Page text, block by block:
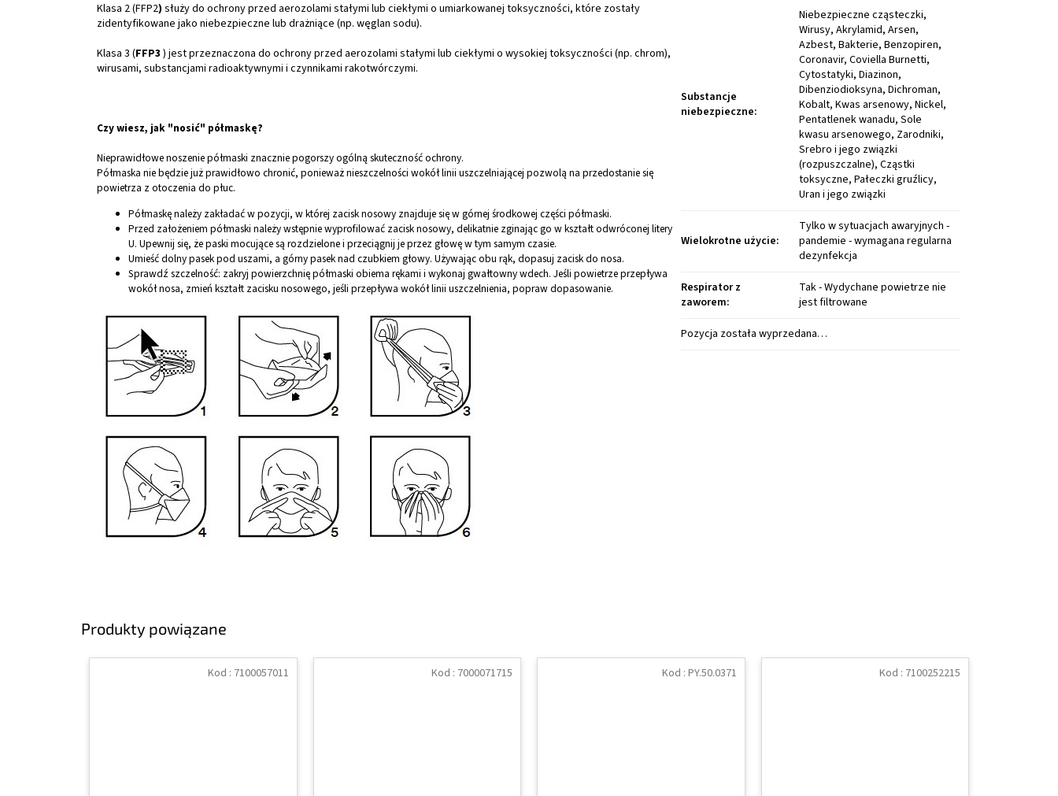
Produkty powiązane
Kod : 7100057011 Kod : 7000071715 Kod : PY.50.0371 Kod : 7100252215
Klasa 2 (FFP2) służy do ochrony przed aerozolami stałymi lub ciekłymi o umiarkowanej toksyczności, które zostały
zidentyfikowane jako niebezpieczne lub drażniące (np. węglan sodu).
Klasa 3 (FFP3 ) jest przeznaczona do ochrony przed aerozolami stałymi lub ciekłymi o wysokiej toksyczności (np. chrom),
wirusami, substancjami radioaktywnymi i czynnikami rakotwórczymi.
Czy wiesz, jak "nosić" półmaskę?
Nieprawidłowe noszenie półmaski znacznie pogorszy ogólną skuteczność ochrony.
Półmaska nie będzie już prawidłowo chronić, ponieważ nieszczelności wokół linii uszczelniającej pozwolą na przedostanie się
powietrza z otoczenia do płuc.
Półmaskę należy zakładać w pozycji, w której zacisk nosowy znajduje się w górnej środkowej części półmaski.
Przed założeniem półmaski należy wstępnie wyprofilować zacisk nosowy, delikatnie zginając go w kształt odwróconej litery
U. Upewnij się, że paski mocujące są rozdzielone i przeciągnij je przez głowę w tym samym czasie.
Umieść dolny pasek pod uszami, a górny pasek nad czubkiem głowy. Używając obu rąk, dopasuj zacisk do nosa.
Sprawdź szczelność: zakryj powierzchnię półmaski obiema rękami i wykonaj gwałtowny wdech. Jeśli powietrze przepływa
wokół nosa, zmień kształt zacisku nosowego, jeśli przepływa wokół linii uszczelnienia, popraw dopasowanie.
Substancje
niebezpieczne:
Niebezpieczne cząsteczki,
Wirusy, Akrylamid, Arsen,
Azbest, Bakterie, Benzopiren,
Coronavir, Coviella Burnetti,
Cytostatyki, Diazinon,
Dibenziodioksyna, Dichroman,
Kobalt, Kwas arsenowy, Nickel,
Pentatlenek wanadu, Sole
kwasu arsenowego, Zarodniki,
Srebro i jego związki
(rozpuszczalne), Cząstki
toksyczne, Pałeczki gruźlicy,
Uran i jego związki
Wielokrotne użycie:
Tylko w sytuacjach awaryjnych -
pandemie - wymagana regularna
dezynfekcja
Respirator z
zaworem:
Tak - Wydychane powietrze nie
jest filtrowane
Pozycja została wyprzedana…